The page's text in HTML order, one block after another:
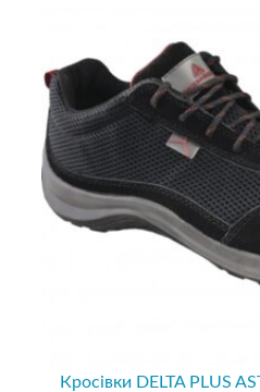
Кросівки DELTA PLUS